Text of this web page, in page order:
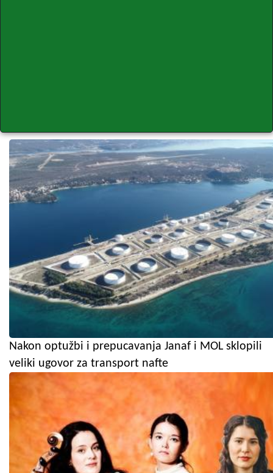
Nakon optužbi i prepucavanja Janaf i MOL sklopili
veliki ugovor za transport nafte